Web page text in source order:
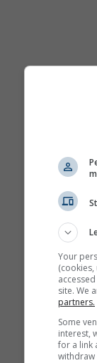
Your
site. We
partners.
Some
interest,
for a link
withdraw